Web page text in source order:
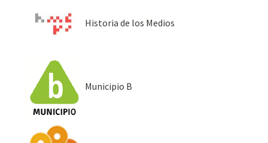
Historia de los Medios
Municipio B